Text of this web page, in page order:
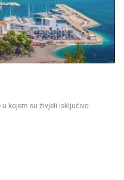
u kojem su živjeli isključivo